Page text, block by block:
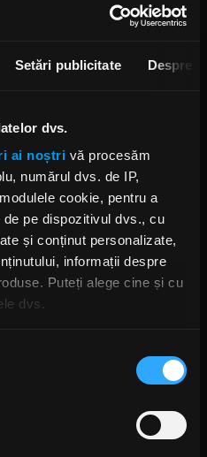
Setări publicitate Despre
dvs.
ai noștri vă procesăm
numărul dvs. de IP,
cookie, pentru a
pe dispozitivul dvs., cu
și conținut personalizate,
informații despre
Puteți alege cine și cu
dvs.
cu privire la locația dvs.
scanândul-l în mod
specifice (amprentare)
18 SEPTEMBRIE 2020
lui Tom Morello a fost
chitaristului Adam
(Tool)
4 SEPTEMBRIE 2019
susțin un spectacol de